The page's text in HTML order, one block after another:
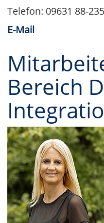
Telefon: 09631 88-235
E-Mail
Bereich